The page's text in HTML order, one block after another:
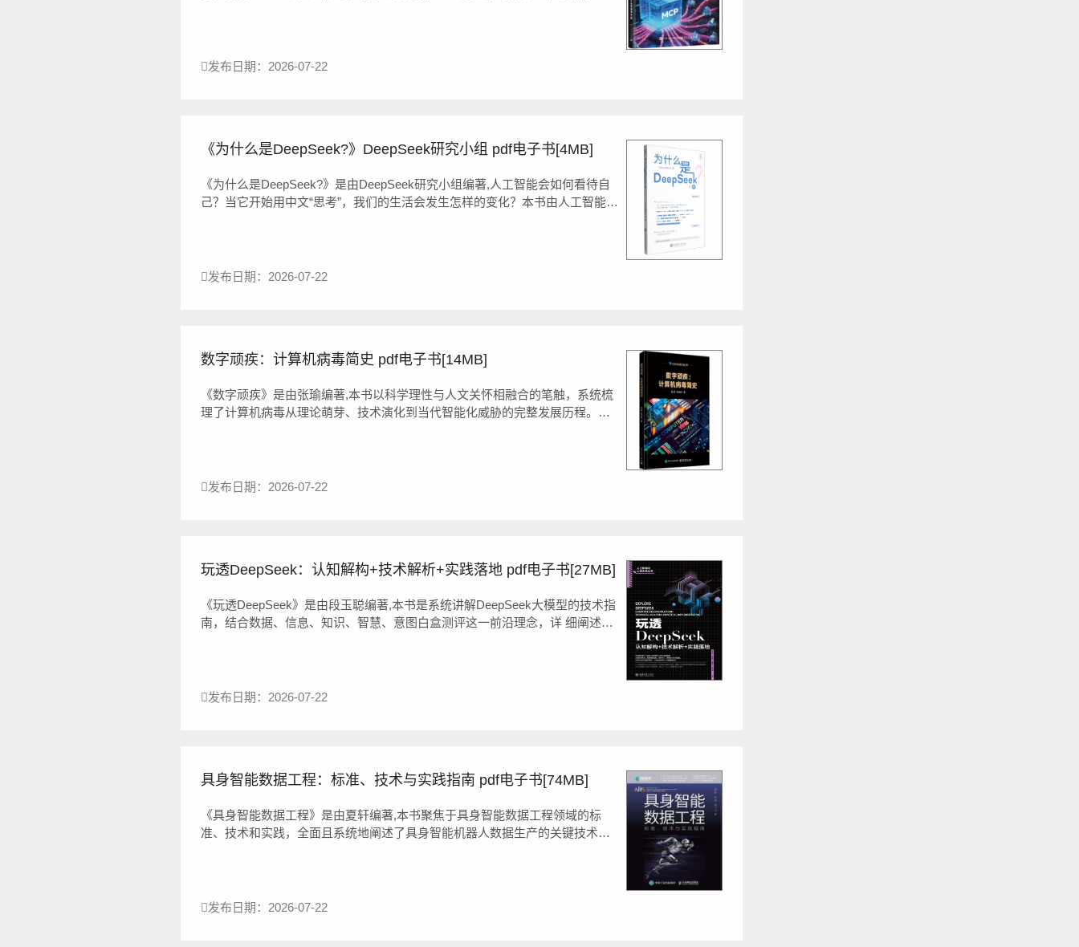
发布日期：2026-07-22
《为什么是DeepSeek?》DeepSeek研究小组 pdf电子书[4MB]
《为什么是DeepSeek?》是由DeepSeek研究小组编著,人工智能会如何看待自
己？当它开始用中文“思考”，我们的生活会发生怎样的变化？本书由人工智能大
发布日期：2026-07-22
数字顽疾：计算机病毒简史 pdf电子书[14MB]
《数字顽疾》是由张瑜编著,本书以科学理性与人文关怀相融合的笔触，系统梳
理了计算机病毒从理论萌芽、技术演化到当代智能化威胁的完整发展历程。通
发布日期：2026-07-22
玩透DeepSeek：认知解构+技术解析+实践落地 pdf电子书[27MB]
《玩透DeepSeek》是由段玉聪编著,本书是系统讲解DeepSeek大模型的技术指
南，结合数据、信息、知识、智慧、意图白盒测评这一前沿理念，详 细阐述如
发布日期：2026-07-22
具身智能数据工程：标准、技术与实践指南 pdf电子书[74MB]
《具身智能数据工程》是由夏轩编著,本书聚焦于具身智能数据工程领域的标
准、技术和实践，全面且系统地阐述了具身智能机器人数据生产的关键技术与
发布日期：2026-07-22